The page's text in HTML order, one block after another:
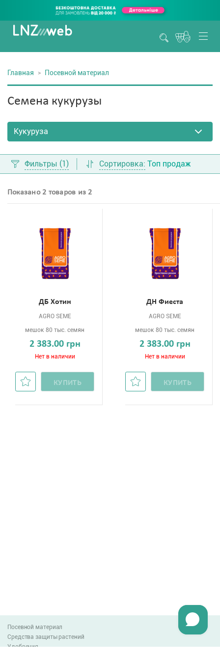
Главная Посевной материал
Семена кукурузы
Фильтры (1) Сортировка: Топ продаж
Показано 2 товаров из 2
ДБ Хотин
AGRO SEME
мешок 80 тыс. семян
2 383.00 грн
Нет в наличии
КУПИТЬ
ДН Фиеста
AGRO SEME
мешок 80 тыс. семян
2 383.00 грн
Нет в наличии
КУПИТЬ
Посевной материал
Средства защиты растений
Удобрения